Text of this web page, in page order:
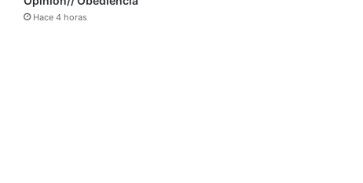
Hace 4 horas